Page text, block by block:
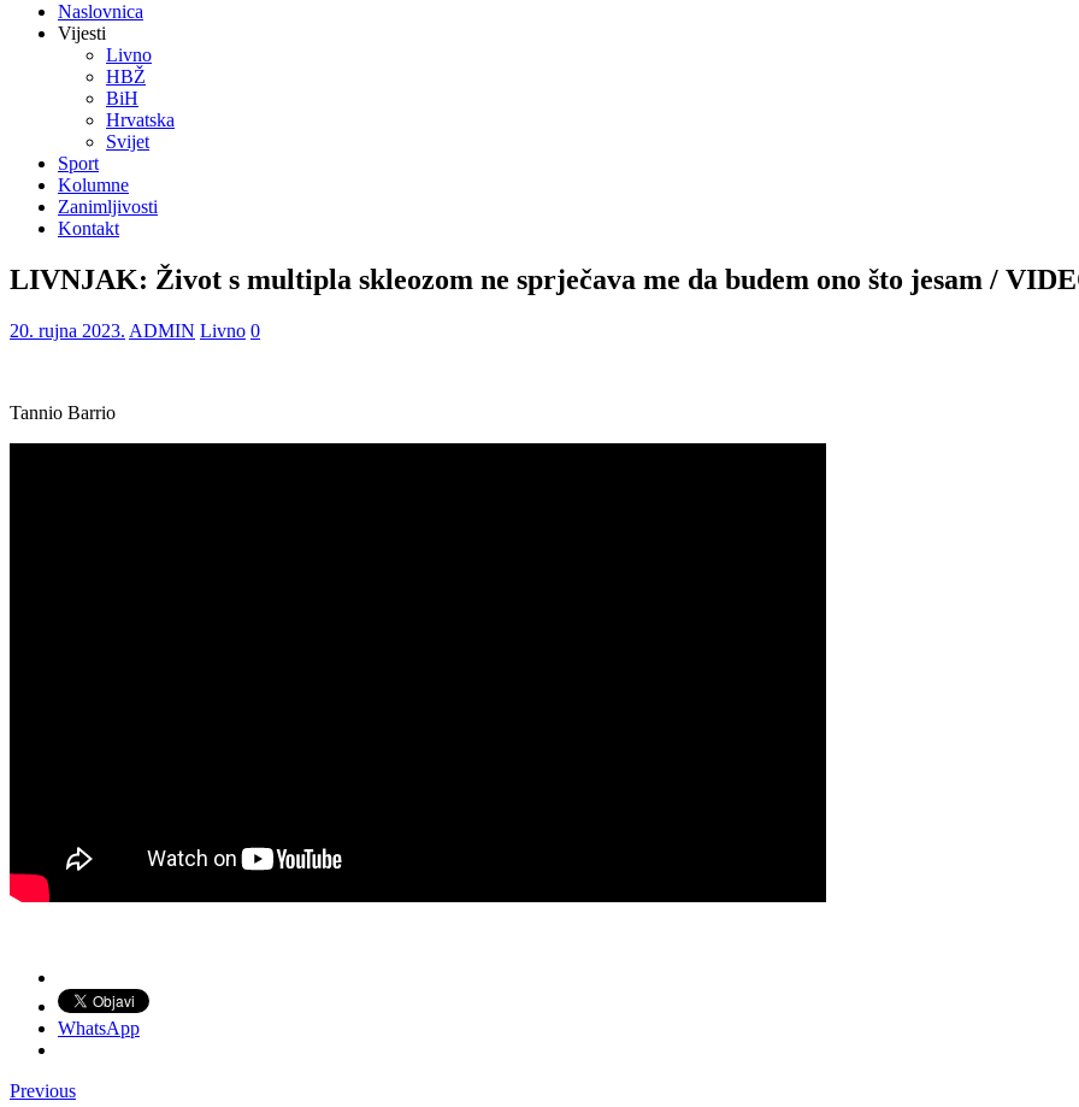
Naslovnica
Vijesti
Livno
HBŽ
BiH
Hrvatska
Svijet
Sport
Kolumne
Zanimljivosti
Kontakt
LIVNJAK: Život s multipla skleozom ne sprječava me da budem ono što jesam /
20. rujna 2023. ADMIN Livno 0
Tannio Barrio
WhatsApp
Previous